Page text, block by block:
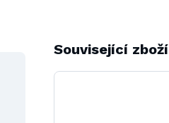
Související zboží